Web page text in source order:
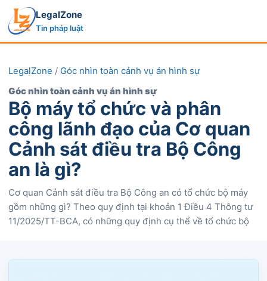
LegalZone
Tin pháp luật
LegalZone / Góc nhìn toàn cảnh vụ án hình sự
Góc nhìn toàn cảnh vụ án hình sự
Bộ máy tổ chức và phân
công lãnh đạo của Cơ quan
Cảnh sát điều tra Bộ Công
an là gì?
Cơ quan Cảnh sát điều tra Bộ Công an có tổ chức bộ máy
gồm những gì? Theo quy định tại khoản 1 Điều 4 Thông tư
11/2025/TT-BCA, có những quy định cụ thể về tổ chức bộ